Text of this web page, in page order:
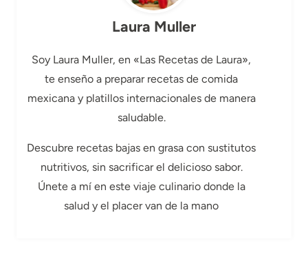
Laura Muller
Soy Laura Muller, en «Las Recetas de Laura»,
te enseño a preparar recetas de comida
mexicana y platillos internacionales de manera
saludable.
Descubre recetas bajas en grasa con sustitutos
nutritivos, sin sacrificar el delicioso sabor.
Únete a mí en este viaje culinario donde la
salud y el placer van de la mano